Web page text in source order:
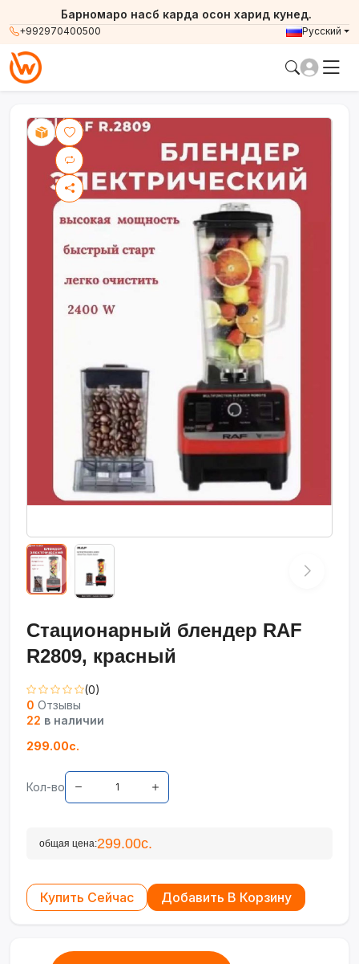
+992970400500
Барномаро насб карда осон харид кунед.
Русский
Стационарный блендер RAF
R2809, красный
(0)
0 Отзывы
22 в наличии
299.00с.
Кол-во
общая цена:299.00с.
Купить Сейчас Добавить В Корзину